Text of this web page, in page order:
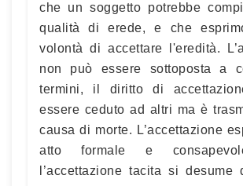
che un soggetto potrebbe
qualità di erede, e che
volontà di accettare l'eredità.
non può essere sottoposta a
termini, il diritto di
essere ceduto ad altri ma è
causa di morte. L’accettazione
atto formale e
l’accettazione tacita si desume